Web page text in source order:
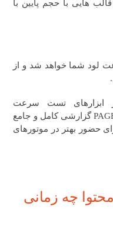
هایی با حجم پایین با
لود شما خواهد شد و از
ابزارهای تست سرعت
وبسایت مانند GTMETRIX و PAGE SPEED گزارشی کامل و جامع
حضور بهتر در موتورهای
چه زمانی